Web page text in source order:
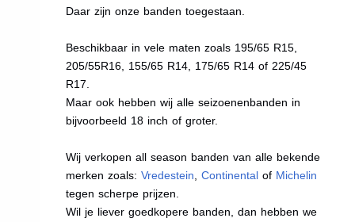
Daar zijn onze banden toegestaan.
Beschikbaar in vele maten zoals 195/65 R15,
205/55R16, 155/65 R14, 175/65 R14 of 225/45
R17.
Maar ook hebben wij alle seizoenenbanden in
bijvoorbeeld 18 inch of groter.
Wij verkopen all season banden van alle bekende
merken zoals:Vredestein ,Continental of Michelin
tegen scherpe prijzen.
Wil je liever goedkopere banden, dan hebben we